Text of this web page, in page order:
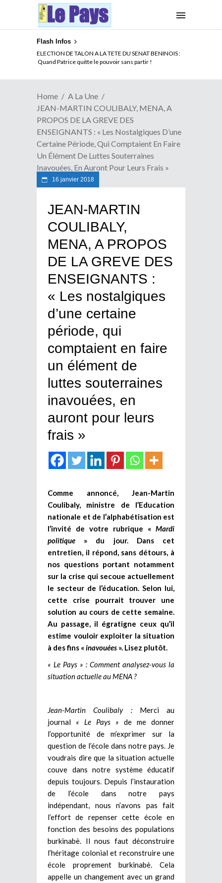
Flash Infos
ELECTION DE TALON A LA TETE DU SENAT BENINOIS :
Quand Patrice quitte le pouvoir sans partir !
Home
A La Une
JEAN-MARTIN COULIBALY, MENA, A
PROPOS DE LA GREVE DES
ENSEIGNANTS : « Les Nostalgiques D’une
Certaine Période, Qui Comptaient En Faire
Un Élément De Luttes Souterraines
Inavouées, En Auront Pour Leurs Frais »
16 janvier 2018
JEAN-MARTIN
COULIBALY,
MENA, A PROPOS
DE LA GREVE DES
ENSEIGNANTS :
« Les nostalgiques
d’une certaine
période, qui
comptaient en faire
un élément de
luttes souterraines
inavouées, en
auront pour leurs
frais »
Comme annoncé, Jean-Martin
Coulibaly, ministre de l’Education
nationale et de l’alphabétisation est
l’invité de votre rubrique « Mardi
politique » du jour. Dans cet
entretien, il répond, sans détours, à
nos questions portant notamment
sur la crise qui secoue actuellement
le secteur de l’éducation. Selon lui,
cette crise pourrait trouver une
solution au cours de cette semaine.
Au passage, il égratigne ceux qu’il
estime vouloir exploiter la situation
à des fins «inavouées ». Lisez plutôt.
« Le Pays » : Comment analysez-vous la
situation actuelle au MENA ?
Jean-Martin Coulibaly :Merci au
journal « Le Pays » de me donner
l’opportunité de m’exprimer sur la
question de l’école dans notre pays. Je
voudrais dire que la situation actuelle
couve dans notre système éducatif
depuis toujours. Depuis l’instauration
de l’école dans notre pays
indépendant, nous n’avons pas fait
l’effort de repenser cette école en
fonction des besoins des populations
burkinabè. Il nous faut déconstruire
l’héritage colonial et reconstruire une
école proprement burkinabè. Cela
appelle un changement avec un grand